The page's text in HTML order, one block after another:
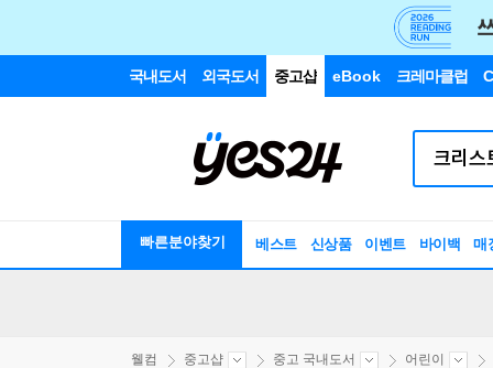
국내도서 외국도서 중고샵 eBook 크레마클럽
빠른분야찾기 베스트 신상품 이벤트 바이백 매
웰컴 중고샵 중고 국내도서 어린이